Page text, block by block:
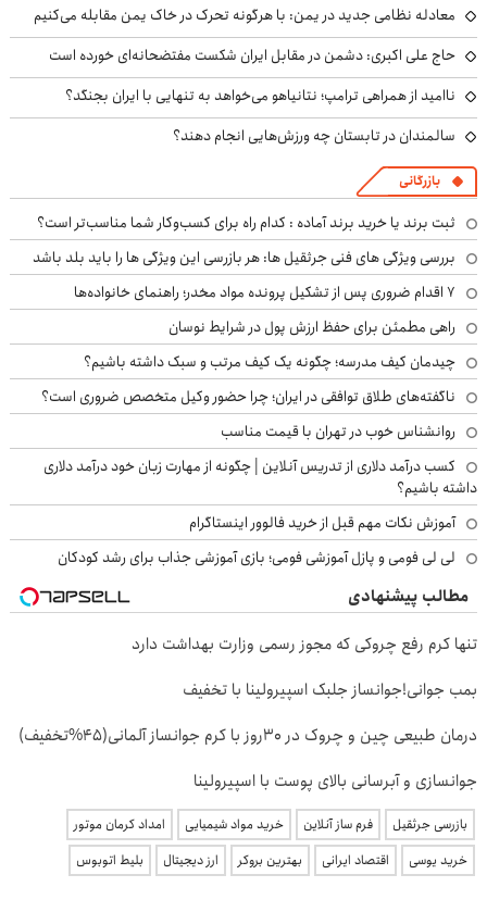
معادله نظامی جدید در یمن: با هرگونه تحرک در خاک یمن مقابله می‌کنیم
حاج علی اکبری: دشمن در مقابل ایران شکست مفتضحانه‌ای خورده است
ناامید از همراهی ترامپ؛ نتانیاهو می‌خواهد به تنهایی با ایران بجنگد؟
سالمندان در تابستان چه ورزش‌هایی انجام دهند؟
بازرگانی
ثبت برند یا خرید برند آماده : کدام راه برای کسب‌وکار شما مناسب‌تر است؟
بررسی ویژگی های فنی جرثقیل ها: هر بازرسی این ویژگی ها را باید بلد باشد
۷ اقدام ضروری پس از تشکیل پرونده مواد مخدر؛ راهنمای خانواده‌ها
راهی مطمئن برای حفظ ارزش پول در شرایط نوسان
چیدمان کیف مدرسه؛ چگونه یک کیف مرتب و سبک داشته باشیم؟
ناگفته‌های طلاق توافقی در ایران؛ چرا حضور وکیل متخصص ضروری است؟
روانشناس خوب در تهران با قیمت مناسب
کسب درآمد دلاری از تدریس آنلاین | چگونه از مهارت زبان خود درآمد دلاری
داشته باشیم؟
آموزش نکات مهم قبل از خرید فالوور اینستاگرام
لی لی فومی و پازل آموزشی فومی؛ بازی آموزشی جذاب برای رشد کودکان
مطالب پیشنهادی
تنها کرم رفع چروکی که مجوز رسمی وزارت بهداشت دارد
بمب جوانی!جوانساز جلبک اسپیرولینا با تخفیف
درمان طبیعی چین و چروک در 30روز با کرم جوانساز آلمانی(45%تخفیف)
جوانسازی و آبرسانی بالای پوست با اسپیرولینا
بازرسی جرثقیل فرم ساز آنلاین خرید مواد شیمیایی
امداد کرمان موتور
خرید یوسی
اقتصاد ایرانی بهترین بروکر ارز دیجیتال بلیط اتوبوس